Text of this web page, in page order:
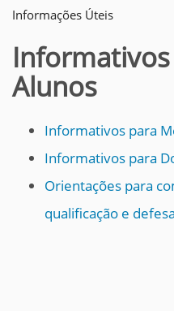
Informações Úteis
Alunos
Informativos para
Informativos para
Orientações para
qualificação e defesa